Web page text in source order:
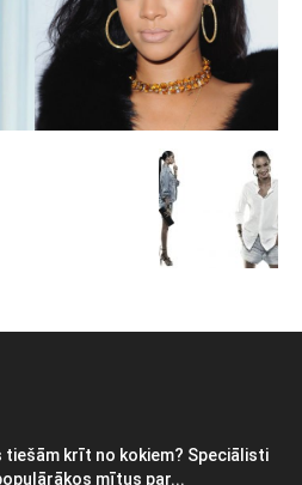
tiešām krīt no kokiem? Speciālisti
mītus par...